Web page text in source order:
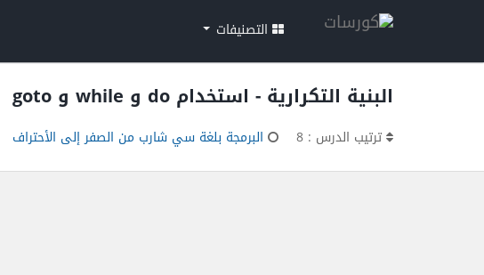
التصنيفات
البنية التكرارية - استخدام do و while و goto
ترتيب الدرس : 8 البرمجة بلغة سي شارب من الصفر إلى الأحتراف